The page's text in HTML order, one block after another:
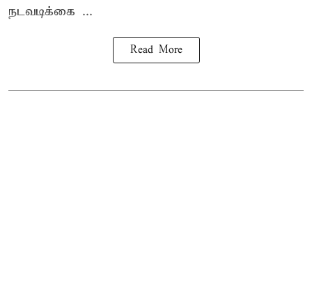
நடவடிக்கை ...
Read More